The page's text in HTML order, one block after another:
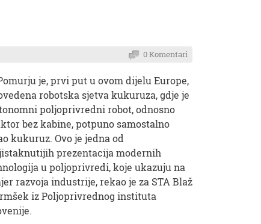
0 Komentari
je, prvi put u ovom dijelu Europe,
robotska sjetva kukuruza, gdje je
poljoprivredni robot, odnosno
bez kabine, potpuno samostalno
kukuruz. Ovo je jedna od
prezentacija modernih
u poljoprivredi, koje ukazuju na
razvoja industrije, rekao je za STA Blaž
iz Poljoprivrednog instituta